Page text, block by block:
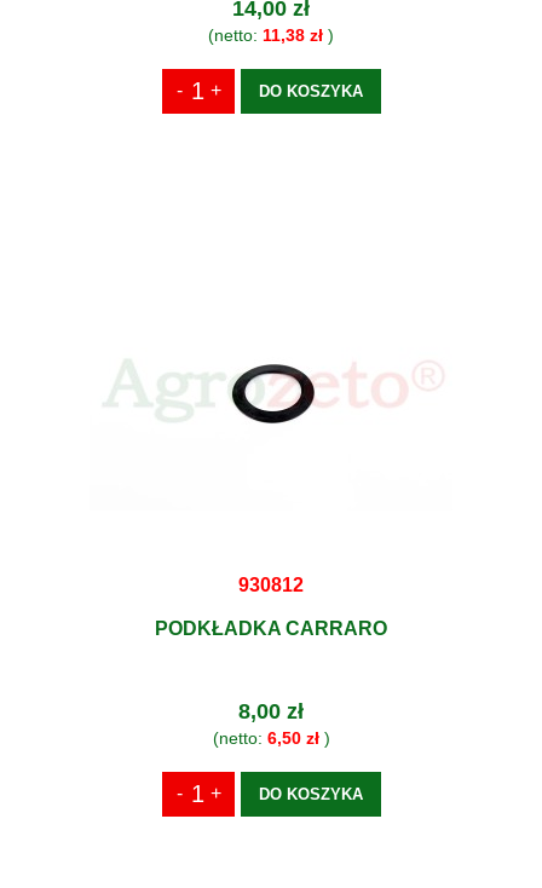
14,00 zł
(netto: 11,38 zł )
DO KOSZYKA
930812
PODKŁADKA CARRARO
8,00 zł
(netto: 6,50 zł)
DO KOSZYKA